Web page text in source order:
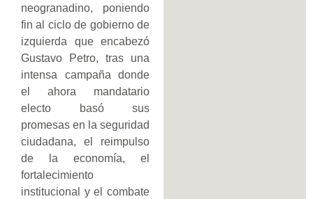
neogranadino, poniendo
fin al ciclo de gobierno de
izquierda que encabezó
Gustavo Petro, tras una
intensa campaña donde
el ahora mandatario
electo basó sus
promesas en la seguridad
ciudadana, el reimpulso
de la economía, el
fortalecimiento
institucional y el combate